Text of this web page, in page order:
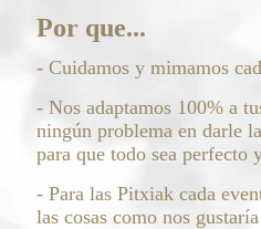
Por que...
- Cuidamos y mimamos
- Nos adaptamos 100% a
ningún problema en darle
para que todo sea perfecto
- Para las Pitxiak cada
las cosas como nos